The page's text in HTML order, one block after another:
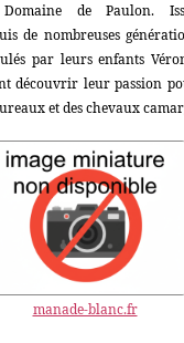
de Paulon.
de nombreuses
par leurs enfants
découvrir leur passion
et des chevaux
manade-blanc.fr